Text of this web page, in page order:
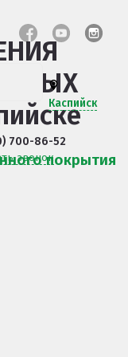
Каспийск
700-86-52
звонокпокрытия